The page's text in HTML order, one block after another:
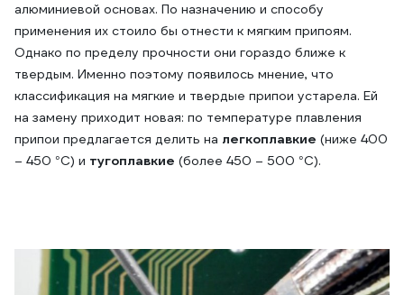
алюминиевой основах. По назначению и способу
применения их стоило бы отнести к мягким припоям.
Однако по пределу прочности они гораздо ближе к
твердым. Именно поэтому появилось мнение, что
классификация на мягкие и твердые припои устарела. Ей
на замену приходит новая: по температуре плавления
припои предлагается делить на легкоплавкие (ниже 400
– 450 °С) и тугоплавкие (более 450 – 500 °С).